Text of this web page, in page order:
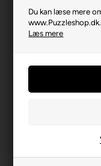
Du kan læse mere
www.Puzzleshop.dk.
Læs mere
Producent hjemmeside